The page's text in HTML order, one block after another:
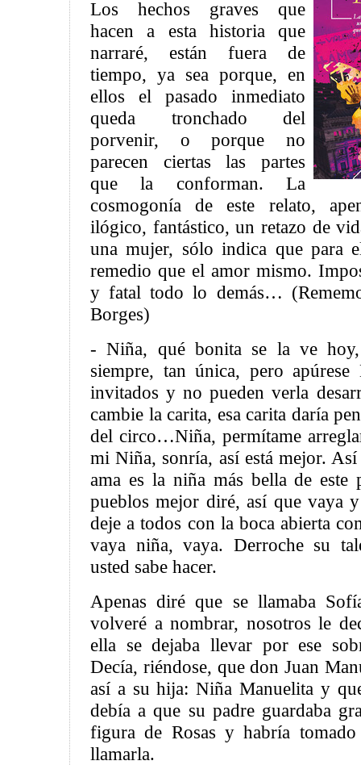
Los hechos graves que
hacen a esta historia que
narraré, están fuera de
tiempo, ya sea porque, en
ellos el pasado inmediato
queda tronchado del
porvenir, o porque no
parecen ciertas las partes
que la conforman. La
cosmogonía de este relato,
ilógico, fantástico, un retazo de
una mujer, sólo indica que para
remedio que el amor mismo.
y fatal todo lo demás…
Borges)
- Niña, qué bonita se la ve
siempre, tan única, pero
invitados y no pueden verla
cambie la carita, esa carita daría
del circo…Niña, permítame
mi Niña, sonría, así está mejor.
ama es la niña más bella de este
pueblos mejor diré, así que vaya
deje a todos con la boca abierta
vaya niña, vaya. Derroche su
usted sabe hacer.
Apenas diré que se llamaba
volveré a nombrar, nosotros le
ella se dejaba llevar por ese
Decía, riéndose, que don Juan
así a su hija: Niña Manuelita y
debía a que su padre guardaba
figura de Rosas y habría
llamarla.